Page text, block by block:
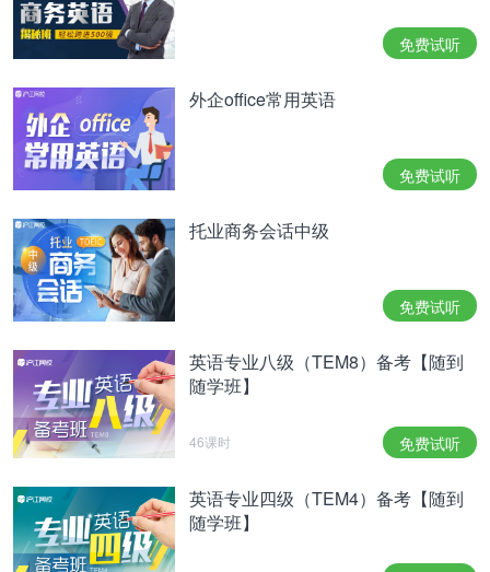
免费试听
外企office常用英语
免费试听
托业商务会话中级
免费试听
英语专业八级（TEM8）备考【随到
随学班】
46课时 免费试听
英语专业四级（TEM4）备考【随到
随学班】